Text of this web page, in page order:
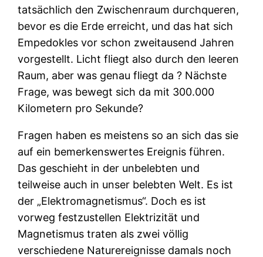
tatsächlich den Zwischenraum durchqueren,
bevor es die Erde erreicht, und das hat sich
Empedokles vor schon zweitausend Jahren
vorgestellt. Licht fliegt also durch den leeren
Raum, aber was genau fliegt da ? Nächste
Frage, was bewegt sich da mit 300.000
Kilometern pro Sekunde?
Fragen haben es meistens so an sich das sie
auf ein bemerkenswertes Ereignis führen.
Das geschieht in der unbelebten und
teilweise auch in unser belebten Welt. Es ist
der „Elektromagnetismus“. Doch es ist
vorweg festzustellen Elektrizität und
Magnetismus traten als zwei völlig
verschiedene Naturereignisse damals noch